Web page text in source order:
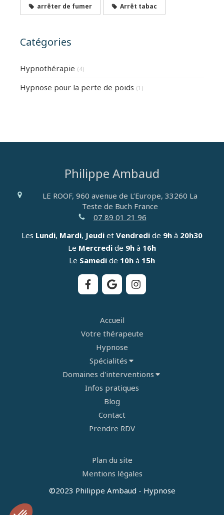
arrêter de fumer Arrêt tabac
Catégories
Hypnothérapie (4)
Hypnose pour la perte de poids (1)
Philippe Ambaud
LE ROOF, 960 avenue de L’Europe, 33260 La
Teste de Buch France
07 89 01 21 96
Les Lundi, Mardi, Jeudi et Vendredi de 9h à 20h30
Le Mercredi de 9h à 16h
Le Samedi de 10h à 15h
Accueil
Votre thérapeute
Hypnose
Spécialités
Domaines d'interventions
Infos pratiques
Blog
Contact
Prendre RDV
Plan du site
Mentions légales
©2023 Philippe Ambaud - Hypnose